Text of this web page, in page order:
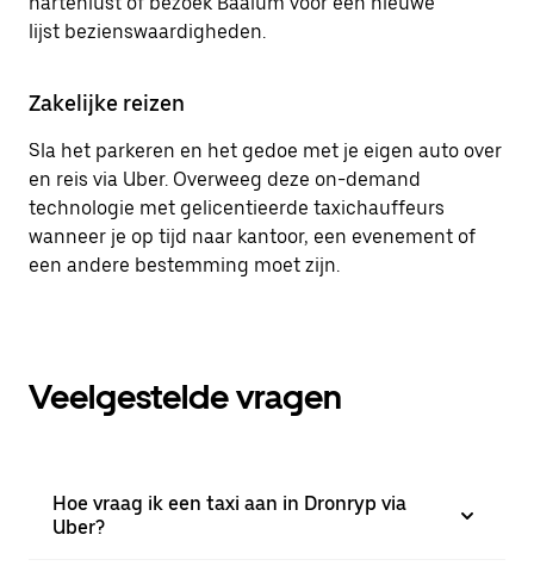
lijst bezienswaardigheden.
Zakelijke reizen
Sla het parkeren en het gedoe met je eigen auto over
en reis via Uber. Overweeg deze on-demand
technologie met gelicentieerde taxichauffeurs
wanneer je op tijd naar kantoor, een evenement of
een andere bestemming moet zijn.
Veelgestelde vragen
Hoe vraag ik een taxi aan in Dronryp via
Uber?